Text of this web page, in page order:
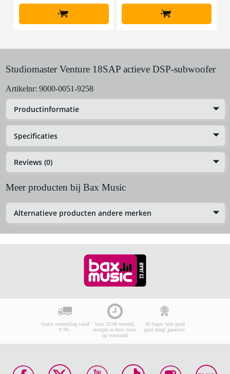
+ +
Studiomaster Venture 18SAP actieve DSP-subwoofer
Artikelnr: 9000-0051-9258
Productinformatie
Specificaties
Reviews (0)
Meer producten bij Bax Music
Alternatieve producten andere merken
Gratis verzending vanaf
€ 99,-
Voor 23:00 besteld,
morgen in huis (mits
op voorraad)
30 dagen 'niet goed
geld terug' garantie!